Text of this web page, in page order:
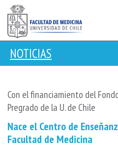
NOTICIAS
Con el financiamiento del
Pregrado de la U. de Chile
Nace el Centro de
Facultad de Medicina